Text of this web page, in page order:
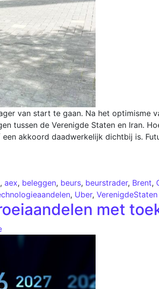
van start te gaan. Na het optimisme
tussen de Verenigde Staten en Iran.
akkoord daadwerkelijk dichtbij is.
, aex, beleggen, beurs, beurstrader, Brent,
, Uber, VerenigdeStaten
met